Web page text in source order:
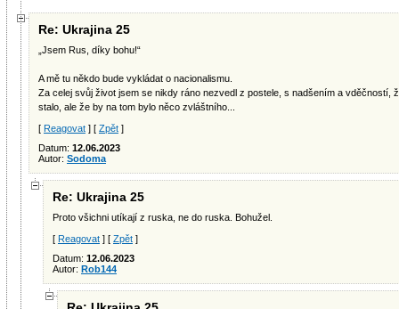
Re: Ukrajina 25
„Jsem Rus, díky bohu!“
A mě tu někdo bude vykládat o nacionalismu.
Za celej svůj život jsem se nikdy ráno nezvedl z postele, s nadšením a vděčností,
stalo, ale že by na tom bylo něco zvláštního...
[ Reagovat ] [ Zpět ]
Datum: 12.06.2023
Autor: Sodoma
Re: Ukrajina 25
Proto všichni utíkají z ruska, ne do ruska. Bohužel.
[ Reagovat ] [ Zpět ]
Datum: 12.06.2023
Autor: Rob144